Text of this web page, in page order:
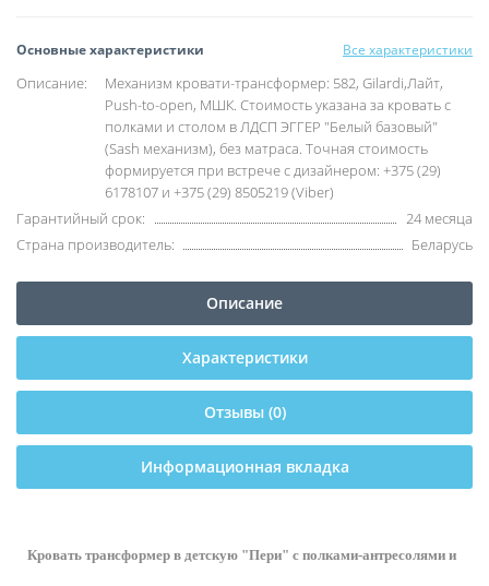
Основные характеристики Все характеристики
Описание:
Механизм кровати-трансформер: 582, Gilardi,Лайт,
Push-to-open, МШК. Стоимость указана за кровать с
полками и столом в ЛДСП ЭГГЕР "Белый базовый"
(Sash механизм), без матраса. Точная стоимость
формируется при встрече с дизайнером: +375 (29)
6178107 и +375 (29) 8505219 (Viber)
Гарантийный срок:
24 месяца
Страна производитель:
Беларусь
Описание
Характеристики
Отзывы (0)
Информационная вкладка
Кровать трансформер в детскую "Пери" с полками-антресолями и